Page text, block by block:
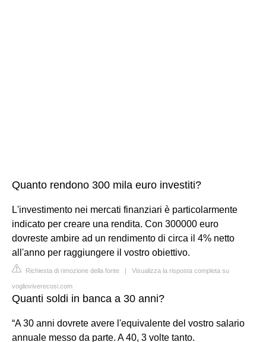
Quanto rendono 300 mila euro investiti?
L'investimento nei mercati finanziari è particolarmente
indicato per creare una rendita. Con 300000 euro
dovreste ambire ad un rendimento di circa il 4% netto
all'anno per raggiungere il vostro obiettivo.
Richiesta di rimozione della fonte | Visualizza la risposta completa su
voglioviverecosi.com
Quanti soldi in banca a 30 anni?
“A 30 anni dovrete avere l'equivalente del vostro salario
annuale messo da parte. A 40, 3 volte tanto.